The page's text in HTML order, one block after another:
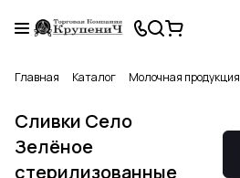
Главная Каталог Молочная продукция
Сливки Село
Зелёное
стерилизованные